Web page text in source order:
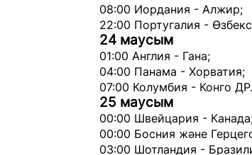
08:00 Иордания - Алжир;
22:00 Португалия -
24 маусым
01:00 Англия - Гана;
04:00 Панама - Хорватия;
07:00 Колумбия - Конго ДР.
25 маусым
00:00 Швейцария -
00:00 Босния және
03:00 Шотландия -